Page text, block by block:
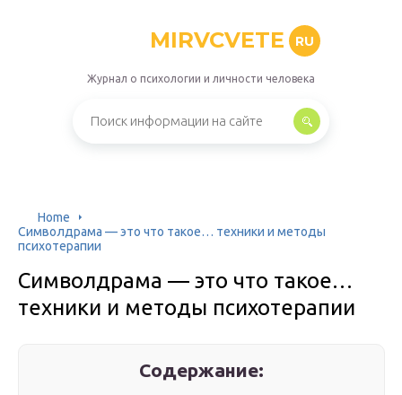
MIRVCVETE RU
Журнал о психологии и личности человека
Home
Символдрама — это что такое… техники и методы
психотерапии
Символдрама — это что такое…
техники и методы психотерапии
Содержание: